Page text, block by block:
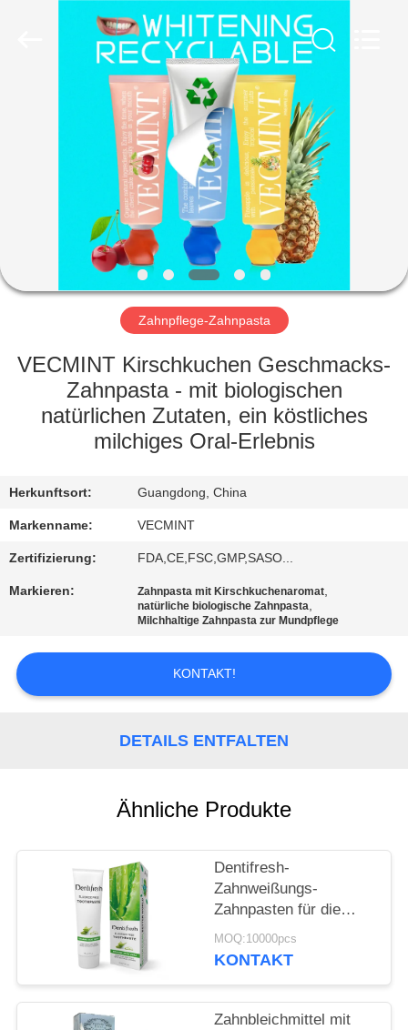
PRODUKTE
VIDEOS
ÜBER
UNS
FABRIK-
AUSFLUG
QUALITÄTSKONTROLLE
TRETEN
SIE
MIT
UNS
VERBINDUNG
FORDERN
SEITENVERZEICHNIS
DATENSCHUTZ-
BESTIMMUNGEN
Zahnpflege-Zahnpasta
VECMINT Kirschkuchen Geschmacks-
Zahnpasta - mit biologischen
natürlichen Zutaten, ein köstliches
milchiges Oral-Erlebnis
Herkunftsort: Guangdong, China
Markenname: VECMINT
Zertifizierung: FDA,CE,FSC,GMP,SASO...
Markieren: Zahnpasta mit Kirschkuchenaromat,
natürliche biologische Zahnpasta,
Milchhaltige Zahnpasta zur Mundpflege
KONTAKT!
DETAILS ENTFALTEN
Ähnliche Produkte
Dentifresh-
Zahnweißungs-
Zahnpasten für die
Berufszahnpflege nicht
giftig
MOQ:10000pcs
KONTAKT
Zahnbleichmittel mit